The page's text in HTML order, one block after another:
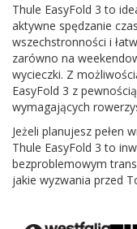
Thule EasyFold 3 to
aktywne spędzanie
wszechstronności i
zarówno na
wycieczki. Z
EasyFold 3 z
wymagających
Jeżeli planujesz pełen
Thule EasyFold 3 to
bezproblemowym
jakie wyzwania przed